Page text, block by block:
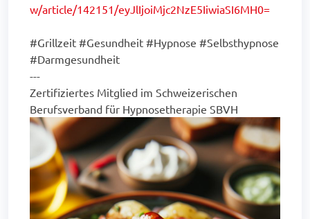
w/article/142151/eyJlIjoiMjc2NzE5IiwiaSI6MH0=
#Grillzeit #Gesundheit #Hypnose #Selbsthypnose
#Darmgesundheit
---
Zertifiziertes Mitglied im Schweizerischen
Berufsverband für Hypnosetherapie SBVH